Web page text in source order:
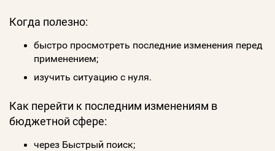
Когда полезно:
быстро просмотреть последние изменения перед
применением;
изучить ситуацию с нуля.
Как перейти к последним изменениям в
бюджетной сфере:
через Быстрый поиск;